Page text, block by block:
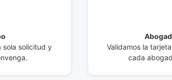
sola solicitud y
Validamos la
cada